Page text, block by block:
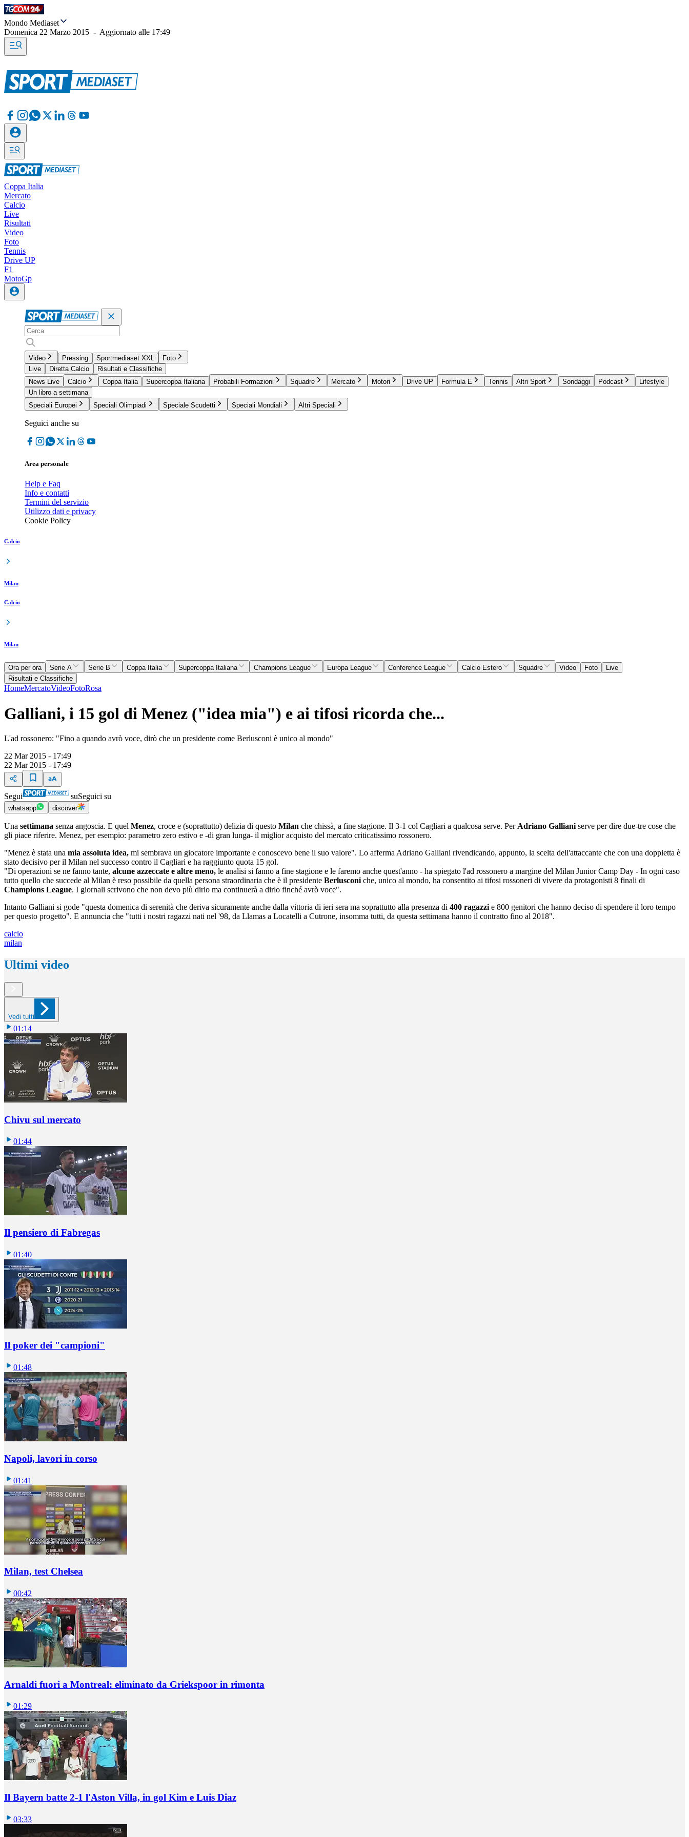
Mondo Mediaset
Domenica 22 Marzo 2015 - Aggiornato alle 17:49
Coppa Italia
Mercato
Calcio
Live
Risultati
Video
Foto
Tennis
Drive UP
F1
MotoGp
Video Pressing Sportmediaset XXL
Foto
Live
Diretta Calcio
Risultati e Classifiche
News Live
Calcio Coppa Italia Supercoppa Italiana Probabili Formazioni Squadre Mercato Motori Drive UP Formula E Tennis Altri Sport Sondaggi Podcast
Lifestyle
Un libro a settimana
Speciali Europei
Speciali Olimpiadi Speciale Scudetti Speciali Mondiali Altri Speciali
Seguici anche su
Area personale
Help e Faq
Info e contatti
Termini del servizio
Utilizzo dati e privacy
Cookie Policy
Calcio
Milan
Calcio
Milan
Ora per ora Serie A Serie B Coppa Italia Supercoppa Italiana Champions League Europa League Conference League Calcio Estero Squadre Video Foto
Live
Risultati e Classifiche
HomeMercatoVideoFotoRosa
Galliani, i 15 gol di Menez ("idea mia") e ai tifosi ricorda che...
L'ad rossonero: "Fino a quando avrò voce, dirò che un presidente come Berlusconi è unico al mondo"
22 Mar 2015 - 17:49
22 Mar 2015 - 17:49
Segui suSeguici su
whatsapp discover
Una settimana senza angoscia. E quel Menez, croce e (soprattutto) delizia di questo Milan che chissà, a fine stagione. Il 3-1 col Cagliari a qualcosa serve. Per Adriano Galliani serve per dire due-tre cose che
gli piace riferire. Menez, per esempio: parametro zero estivo e -di gran lunga- il miglior acquisto del mercato criticatissimo rossonero.
"Menez è stata una mia assoluta idea, mi sembrava un giocatore importante e conoscevo bene il suo valore". Lo afferma Adriano Galliani rivendicando, appunto, la scelta dell'attaccante che con una doppietta è
stato decisivo per il Milan nel successo contro il Cagliari e ha raggiunto quota 15 gol.
"Di operazioni se ne fanno tante, alcune azzeccate e altre meno, le analisi si fanno a fine stagione e le faremo anche quest'anno - ha spiegato l'ad rossonero a margine del Milan Junior Camp Day - In ogni caso
tutto quello che succede al Milan è reso possibile da quella persona straordinaria che è il presidente Berlusconi che, unico al mondo, ha consentito ai tifosi rossoneri di vivere da protagonisti 8 finali di
Champions League. I giornali scrivono che non devo più dirlo ma continuerà a dirlo finché avrò voce".
Intanto Galliani si gode "questa domenica di serenità che deriva sicuramente anche dalla vittoria di ieri sera ma soprattutto alla presenza di 400 ragazzi e 800 genitori che hanno deciso di spendere il loro tempo
per questo progetto". E annuncia che "tutti i nostri ragazzi nati nel '98, da Llamas a Locatelli a Cutrone, insomma tutti, da questa settimana hanno il contratto fino al 2018".
calcio
milan
Ultimi video
Vedi tutti
01:14
Chivu sul mercato
01:44
Il pensiero di Fabregas
01:40
Il poker dei "campioni"
01:48
Napoli, lavori in corso
01:41
Milan, test Chelsea
00:42
Arnaldi fuori a Montreal: eliminato da Griekspoor in rimonta
01:29
Il Bayern batte 2-1 l'Aston Villa, in gol Kim e Luis Diaz
03:33